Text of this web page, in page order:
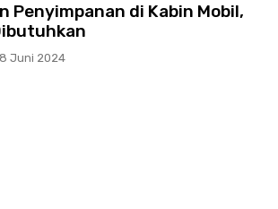
Penyimpanan di Kabin Mobil,
Juni 2024